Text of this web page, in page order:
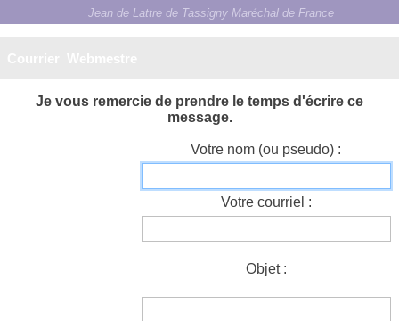
Jean de Lattre de Tassigny Maréchal de France
Je vous remercie de prendre le temps d'écrire ce
message.
Votre nom (ou pseudo) :
Votre courriel :
Objet :